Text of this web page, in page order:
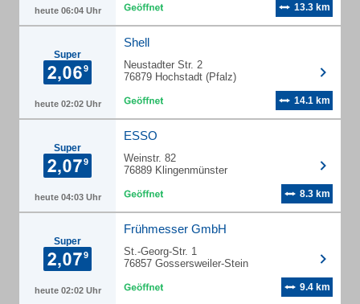
heute 06:04 Uhr 13.3 km
Super
heute 02:02 Uhr
Shell
Neustadter Str. 2
76879 Hochstadt (Pfalz)
14.1 km
Super
heute 04:03 Uhr
ESSO
Weinstr. 82
76889 Klingenmünster
8.3 km
Super
heute 02:02 Uhr
Frühmesser GmbH
St.-Georg-Str. 1
76857 Gossersweiler-Stein
9.4 km